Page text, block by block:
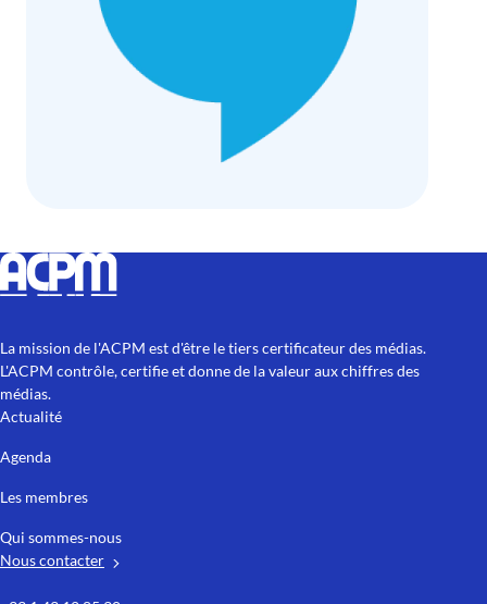
La mission de l'ACPM est d'être le tiers certificateur des médias.
L'ACPM contrôle, certifie et donne de la valeur aux chiffres des
médias.
Actualité
Agenda
Les membres
Qui sommes-nous
Nous contacter